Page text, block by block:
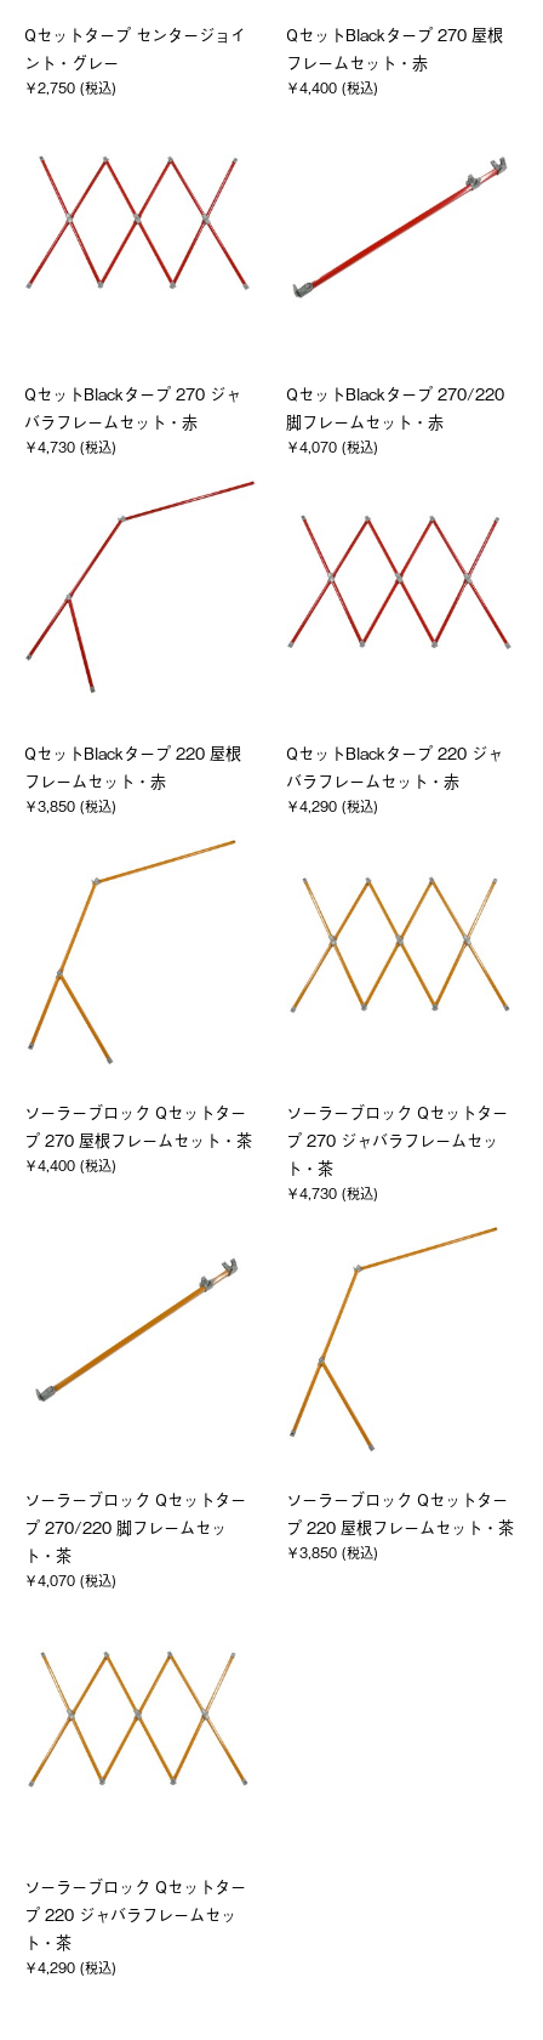
Qセットタープ センタージョイ
ント・グレー
￥2,750 (税込)
QセットBlackタープ 270 屋根
フレームセット・赤
￥4,400 (税込)
QセットBlackタープ 270 ジャ
バラフレームセット・赤
￥4,730 (税込)
QセットBlackタープ 270/220
脚フレームセット・赤
￥4,070 (税込)
QセットBlackタープ 220 屋根
フレームセット・赤
￥3,850 (税込)
QセットBlackタープ 220 ジャ
バラフレームセット・赤
￥4,290 (税込)
ソーラーブロック Qセットター
プ 270 屋根フレームセット・茶
￥4,400 (税込)
ソーラーブロック Qセットター
プ 270 ジャバラフレームセッ
ト・茶
￥4,730 (税込)
ソーラーブロック Qセットター
プ 270/220 脚フレームセッ
ト・茶
￥4,070 (税込)
ソーラーブロック Qセットター
プ 220 屋根フレームセット・茶
￥3,850 (税込)
ソーラーブロック Qセットター
プ 220 ジャバラフレームセッ
ト・茶
￥4,290 (税込)